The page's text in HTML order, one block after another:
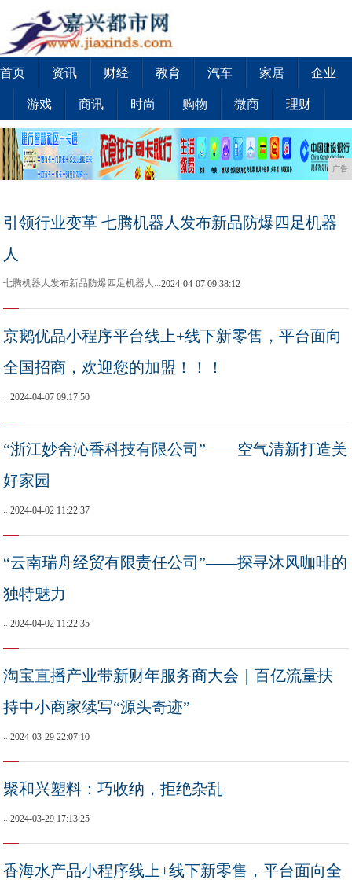
首页 资讯 财经 教育 汽车 家居 企业
游戏 商讯 时尚 购物 微商 理财
广告
引领行业变革 七腾机器人发布新品防爆四足机器
人
七腾机器人发布新品防爆四足机器人...2024-04-07 09:38:12
京鹅优品小程序平台线上+线下新零售，平台面向
全国招商，欢迎您的加盟！！！
...2024-04-07 09:17:50
“浙江妙舍沁香科技有限公司”——空气清新打造美
好家园
...2024-04-02 11:22:37
“云南瑞舟经贸有限责任公司”——探寻沐风咖啡的
独特魅力
...2024-04-02 11:22:35
淘宝直播产业带新财年服务商大会｜百亿流量扶
持中小商家续写“源头奇迹”
...2024-03-29 22:07:10
聚和兴塑料：巧收纳，拒绝杂乱
...2024-03-29 17:13:25
香海水产品小程序线上+线下新零售，平台面向全